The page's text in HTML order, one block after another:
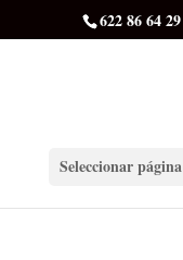
622 86 64 29
Seleccionar página